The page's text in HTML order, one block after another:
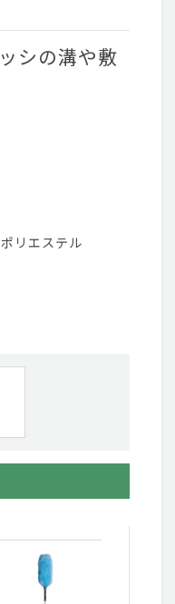
シの溝や敷
リエステル